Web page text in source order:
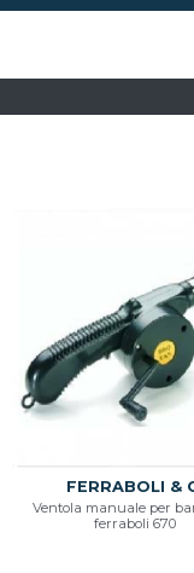
FERRABOLI &
Ventola manuale per
ferraboli 670